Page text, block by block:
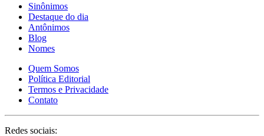
Sinônimos
Destaque do dia
Antônimos
Blog
Nomes
Quem Somos
Política Editorial
Termos e Privacidade
Contato
Redes sociais: